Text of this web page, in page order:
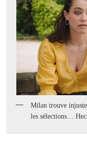
Milan trouve
les sélections…